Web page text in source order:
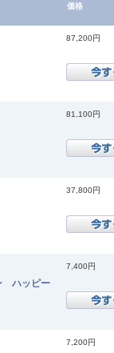
価格
87,200円
81,100円
37,800円
ハッピー
7,400円
7,200円